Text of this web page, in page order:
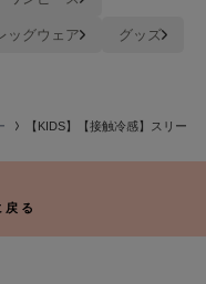
ッグウェア グッズ
【KIDS】【接触冷感】スリー
る